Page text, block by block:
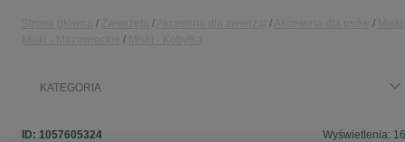
KATEGORIA
ID: 1057605324 Wyświetlenia: